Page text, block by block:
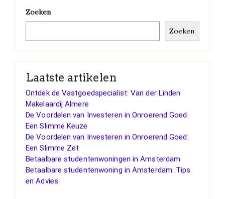
Zoeken
Zoeken
Laatste artikelen
Ontdek de Vastgoedspecialist: Van der Linden
Makelaardij Almere
De Voordelen van Investeren in Onroerend Goed:
Een Slimme Keuze
De Voordelen van Investeren in Onroerend Goed:
Een Slimme Zet
Betaalbare studentenwoningen in Amsterdam
Betaalbare studentenwoning in Amsterdam: Tips
en Advies